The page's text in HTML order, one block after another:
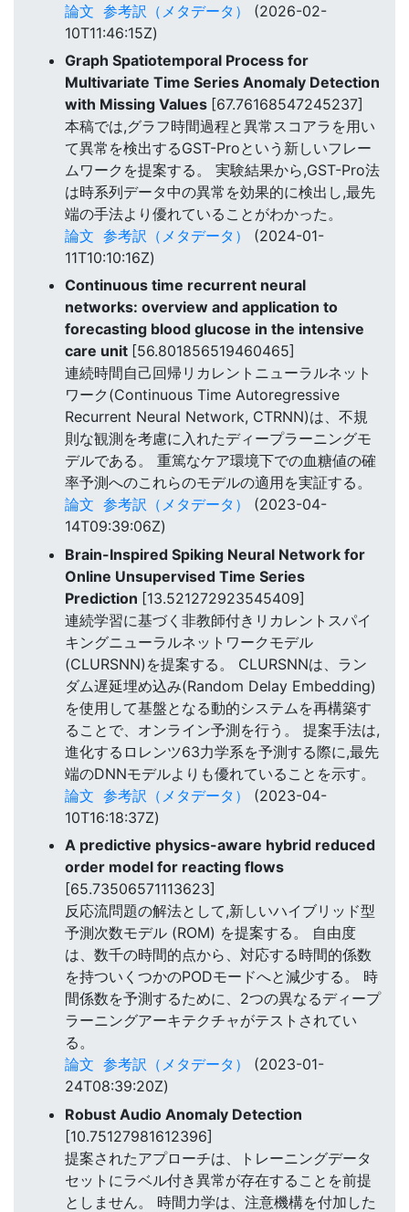
論文 参考訳（メタデータ）
(2026-02-
10T11:46:15Z)
Graph Spatiotemporal Process for
Multivariate Time Series Anomaly Detection
with Missing Values [67.76168547245237]
本稿では,グラフ時間過程と異常スコアラを用い
て異常を検出するGST-Proという新しいフレー
ムワークを提案する。 実験結果から,GST-Pro法
は時系列データ中の異常を効果的に検出し,最先
端の手法より優れていることがわかった。
論文 参考訳（メタデータ）
(2024-01-
11T10:10:16Z)
Continuous time recurrent neural
networks: overview and application to
forecasting blood glucose in the intensive
care unit [56.801856519460465]
連続時間自己回帰リカレントニューラルネット
ワーク(Continuous Time Autoregressive
Recurrent Neural Network, CTRNN)は、不規
則な観測を考慮に入れたディープラーニングモ
デルである。 重篤なケア環境下での血糖値の確
率予測へのこれらのモデルの適用を実証する。
論文 参考訳（メタデータ）
(2023-04-
14T09:39:06Z)
Brain-Inspired Spiking Neural Network for
Online Unsupervised Time Series
Prediction [13.521272923545409]
連続学習に基づく非教師付きリカレントスパイ
キングニューラルネットワークモデル
(CLURSNN)を提案する。 CLURSNNは、ラン
ダム遅延埋め込み(Random Delay Embedding)
を使用して基盤となる動的システムを再構築す
ることで、オンライン予測を行う。 提案手法は,
進化するロレンツ63力学系を予測する際に,最先
端のDNNモデルよりも優れていることを示す。
論文 参考訳（メタデータ）
(2023-04-
10T16:18:37Z)
A predictive physics-aware hybrid reduced
order model for reacting flows
[65.73506571113623]
反応流問題の解法として,新しいハイブリッド型
予測次数モデル (ROM) を提案する。 自由度
は、数千の時間的点から、対応する時間的係数
を持ついくつかのPODモードへと減少する。 時
間係数を予測するために、2つの異なるディープ
ラーニングアーキテクチャがテストされてい
る。
論文 参考訳（メタデータ）
(2023-01-
24T08:39:20Z)
Robust Audio Anomaly Detection
[10.75127981612396]
提案されたアプローチは、トレーニングデータ
セットにラベル付き異常が存在することを前提
としません。 時間力学は、注意機構を付加した